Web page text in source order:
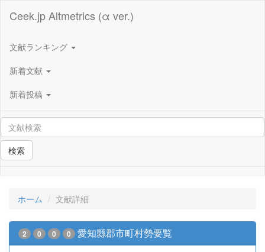
Ceek.jp Altmetrics (α ver.)
文献ランキング
新着文献
新着投稿
検索
ホーム 文献詳細
2 0 0 0 愛知縣郡市町村勢要覧